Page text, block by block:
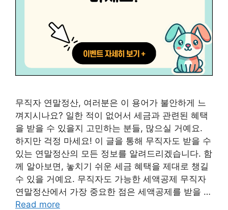
무직자 연말정산, 여러분은 이 용어가 불안하게 느
껴지시나요? 일한 적이 없어서 세금과 관련된 혜택
을 받을 수 있을지 고민하는 분들, 많으실 거예요.
하지만 걱정 마세요! 이 글을 통해 무직자도 받을 수
있는 연말정산의 모든 정보를 알려드리겠습니다. 함
께 알아보면, 놓치기 쉬운 세금 혜택을 제대로 챙길
수 있을 거예요. 무직자도 가능한 세액공제 무직자
연말정산에서 가장 중요한 점은 세액공제를 받을 …
Read more